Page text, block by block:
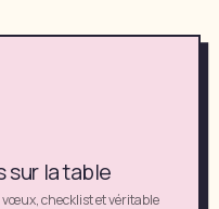
sur la table
checklist et véritable